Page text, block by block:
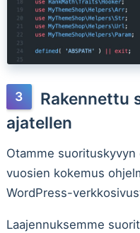
Rakennettu
ajatellen
Otamme
vuosien kokemus
WordPress-
Laajennuksemme